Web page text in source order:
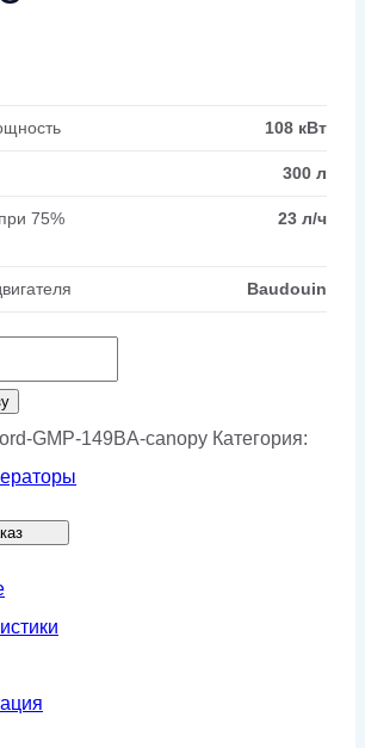
108 кВт
300 л
75%
23 л/ч
Baudouin
GMP-149BA-canopy Категория: